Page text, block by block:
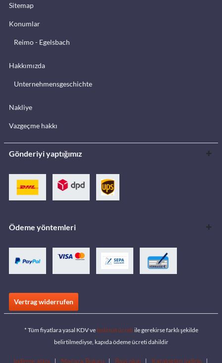
Sitemap
Konumlar
Reimo - Egelsbach
Hakkımızda
Unternehmensgeschichte
Nakliye
Vazgeçme hakkı
Gönderiyi yaptığımız
Ödeme yöntemleri
Vertrag widerrufen
* Tüm fiyatlara yasal KDV veteslimat ücreti ile gerekirse farklı şekilde
belirtilmediyse, kapıda ödeme ücreti dahildir
İndirme alanı Mağaza Bulucu Bayi olun Katalogları indirin